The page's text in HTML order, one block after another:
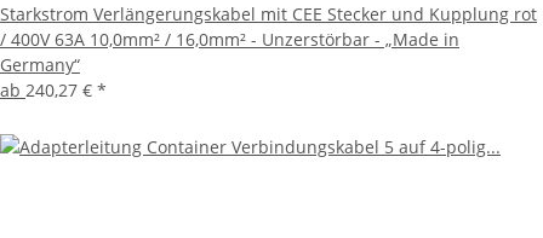
Starkstrom Verlängerungskabel mit CEE Stecker und Kupplung rot
/ 400V 63A 10,0mm² / 16,0mm² - Unzerstörbar - „Made in
Germany“
ab 240,27 € *